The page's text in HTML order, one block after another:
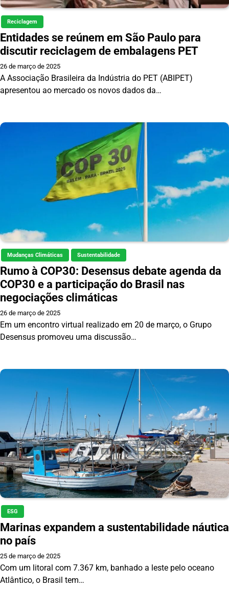
Reciclagem
Entidades se reúnem em São Paulo para
discutir reciclagem de embalagens PET
26 de março de 2025
A Associação Brasileira da Indústria do PET (ABIPET)
apresentou ao mercado os novos dados da…
Mudanças Climáticas Sustentabilidade
Rumo à COP30: Desensus debate agenda da
COP30 e a participação do Brasil nas
negociações climáticas
26 de março de 2025
Em um encontro virtual realizado em 20 de março, o Grupo
Desensus promoveu uma discussão…
ESG
Marinas expandem a sustentabilidade náutica
no país
25 de março de 2025
Com um litoral com 7.367 km, banhado a leste pelo oceano
Atlântico, o Brasil tem…